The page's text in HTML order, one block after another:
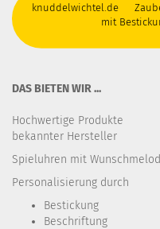
knuddelwichtel.de
mit
DAS BIETEN WIR ...
Hochwertige Produkte
bekannter Hersteller
Spieluhren mit
Personalisierung durch
Bestickung​
Beschriftung